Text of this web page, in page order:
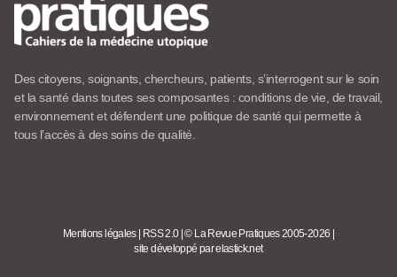
Des citoyens, soignants, chercheurs, patients, s’interrogent sur le soin
et la santé dans toutes ses composantes : conditions de vie, de travail,
environnement et défendent une politique de santé qui permette à
tous l’accès à des soins de qualité.
Mentions légales RSS 2.0 |© La Revue Pratiques 2005-2026
site développé par elastick.net